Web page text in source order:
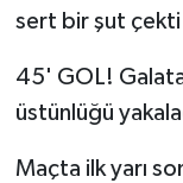
sert bir şut çekti
45' GOL!
üstünlüğü
Maçta ilk yarı